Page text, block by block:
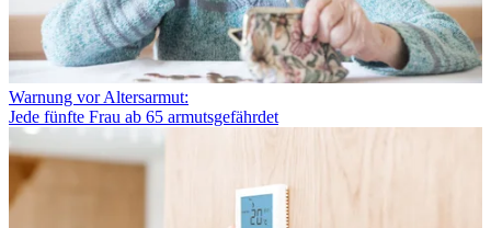
Warnung vor Altersarmut:
Jede fünfte Frau ab 65 armutsgefährdet